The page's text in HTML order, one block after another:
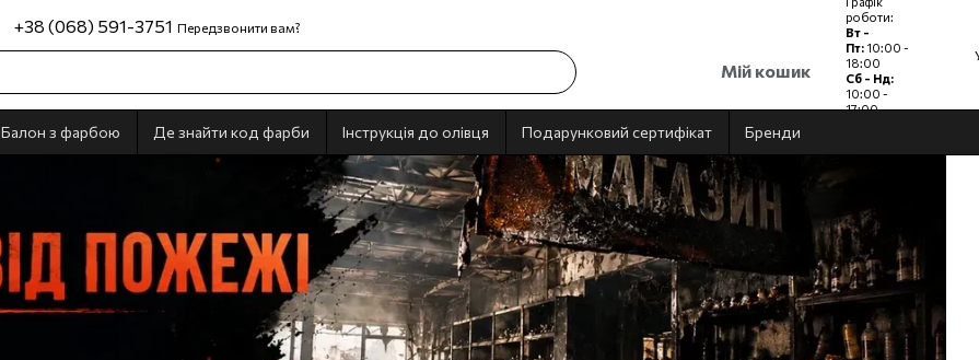
+38 (068) 591-3751 Передзвонити вам?
Мій кошик
роботи:
Вт -
Пт: 10:00 -
18:00
Сб - Нд:
10:00 -
17:00
Балон з фарбою Де знайти код фарби Інструкція до олівця Подарунковий сертифікат Бренди